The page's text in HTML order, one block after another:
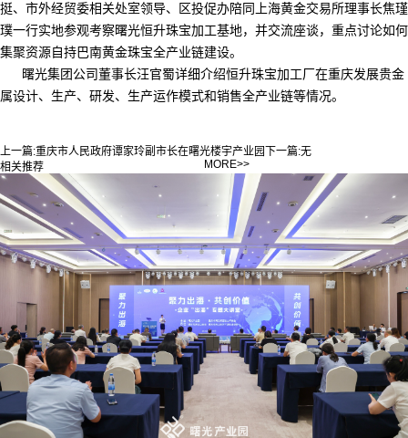
挺、市外经贸委相关处室领导、区投促办陪同上海黄金交易所理事长焦瑾
璞一行实地参观考察曙光恒升珠宝加工基地，并交流座谈，重点讨论如何
集聚资源自持巴南黄金珠宝全产业链建设。
曙光集团公司董事长汪官蜀详细介绍恒升珠宝加工厂在重庆发展贵金
属设计、生产、研发、生产运作模式和销售全产业链等情况。
上一篇:重庆市人民政府谭家玲副市长在曙光楼宇产业园下一篇:无
相关推荐
MORE>>